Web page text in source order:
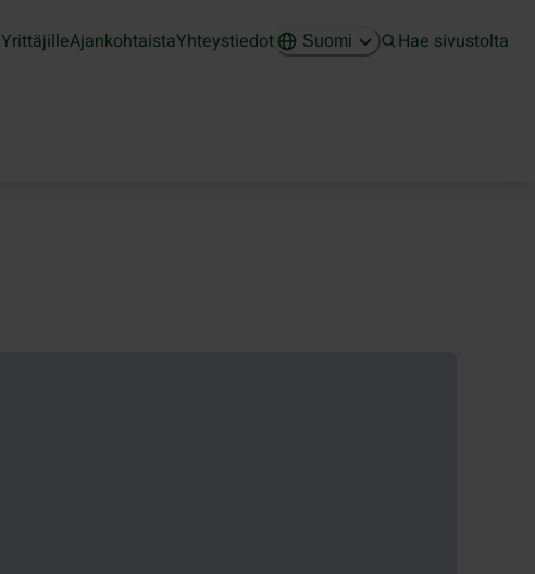
YrittäjilleAjankohtaistaYhteystiedot Suomi Hae sivustolta